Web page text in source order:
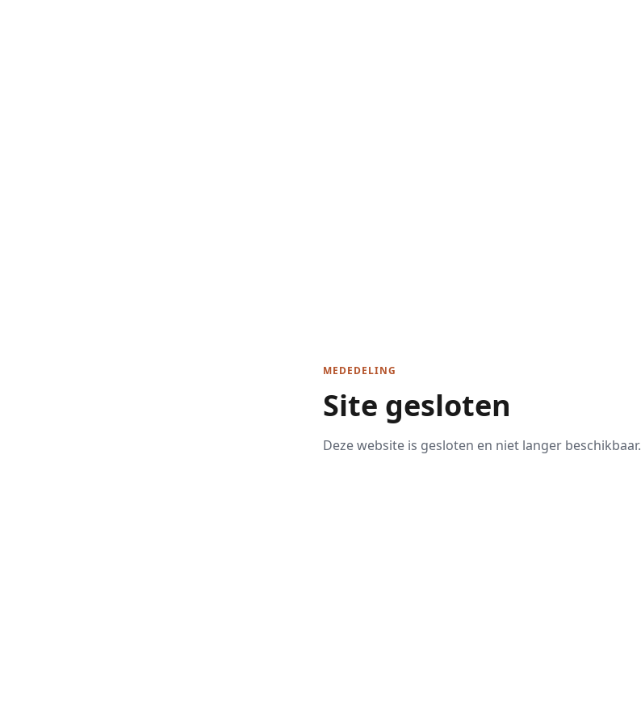
MEDEDELING
Site gesloten
Deze website is gesloten en niet langer beschikbaar.